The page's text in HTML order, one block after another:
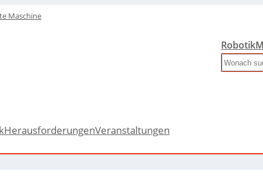
Maschine
Robotik
Search
HerausforderungenVeranstaltungen